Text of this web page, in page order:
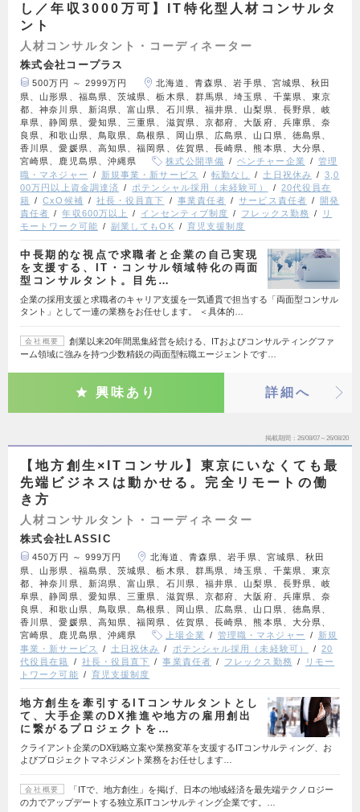
し／年収3000万可】IT特化型人材コンサルタ
ント
人材コンサルタント・コーディネーター
株式会社コープラス
500万円 ～ 2999万円
北海道、青森県、岩手県、宮城県、秋田
県、山形県、福島県、茨城県、栃木県、群馬県、埼玉県、千葉県、東京
都、神奈川県、新潟県、富山県、石川県、福井県、山梨県、長野県、岐
阜県、静岡県、愛知県、三重県、滋賀県、京都府、大阪府、兵庫県、奈
良県、和歌山県、鳥取県、島根県、岡山県、広島県、山口県、徳島県、
香川県、愛媛県、高知県、福岡県、佐賀県、長崎県、熊本県、大分県、
宮崎県、鹿児島県、沖縄県
株式公開準備 ベンチャー企業
管理
職・マネジャー
新規事業・新サービス 転勤なし 土日祝休み
3,0
00万円以上資金調達済
ポテンシャル採用（未経験可）
20代役員在
籍
CxO候補 社長・役員直下 事業責任者 サービス責任者
開発
責任者
年収600万以上 インセンティブ制度 フレックス勤務
リ
モートワーク可能
副業してもOK 育児支援制度
中長期的な視点で求職者と企業の自己実現
を支援する、IT・コンサル領域特化の両面
型コンサルタント。目先…
企業の採用支援と求職者のキャリア支援を一気通貫で担当する「両面型コンサル
タント」として一連の業務をお任せします。 ＜具体的…
会社概要
創業以来20年間黒集経営を続ける、ITおよびコンサルティングファ
ーム領域に強みを持つ少数精鋭の両面型転職エージェントです…
興味あり 詳細へ
掲載期間 26/08/07～26/08/20
【地方創生×ITコンサル】東京にいなくても最
先端ビジネスは動かせる。完全リモートの働
き方
人材コンサルタント・コーディネーター
株式会社LASSIC
450万円 ～ 999万円
北海道、青森県、岩手県、宮城県、秋田
県、山形県、福島県、茨城県、栃木県、群馬県、埼玉県、千葉県、東京
都、神奈川県、新潟県、富山県、石川県、福井県、山梨県、長野県、岐
阜県、静岡県、愛知県、三重県、滋賀県、京都府、大阪府、兵庫県、奈
良県、和歌山県、鳥取県、島根県、岡山県、広島県、山口県、徳島県、
香川県、愛媛県、高知県、福岡県、佐賀県、長崎県、熊本県、大分県、
宮崎県、鹿児島県、沖縄県
上場企業 管理職・マネジャー
新規
事業・新サービス
土日祝休み ポテンシャル採用（未経験可）
20
代役員在籍
社長・役員直下 事業責任者 フレックス勤務
リモー
トワーク可能
育児支援制度
地方創生を牽引するITコンサルタントとし
て、大手企業のDX推進や地方の雇用創出
に繋がるプロジェクトを…
クライアント企業のDX戦略立案や業務変革を支援するITコンサルティング、お
よびプロジェクトマネジメント業務をお任せします…
会社概要
「ITで、地方創生」を掲げ、日本の地域経済を最先端テクノロジー
の力でアップデートする独立系ITコンサルティング企業です。…